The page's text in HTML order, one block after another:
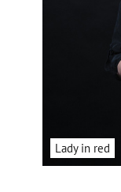
Lady in red